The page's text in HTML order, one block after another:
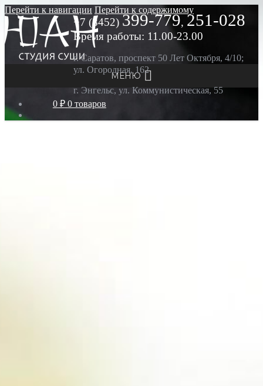
Перейти к навигации Перейти к содержимому
МЕНЮ
0 ₽ 0 товаров
+7 (8452) 399-779, 251-028
Время работы: 11.00-23.00
г. Саратов, проспект 50 Лет Октября, 4/10;
ул. Огородная, 162
г. Энгельс, ул. Коммунистическая, 55